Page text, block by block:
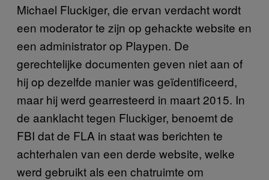
Michael Fluckiger, die ervan verdacht wordt
een moderator te zijn op gehackte website en
een administrator op Playpen. De
gerechtelijke documenten geven niet aan of
hij op dezelfde manier was geïdentificeerd,
maar hij werd gearresteerd in maart 2015. In
de aanklacht tegen Fluckiger, benoemt de
FBI dat de FLA in staat was berichten te
achterhalen van een derde website, welke
werd gebruikt als een chatruimte om